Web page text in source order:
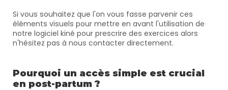
Si vous souhaitez que l'on vous fasse parvenir ces
éléments visuels pour mettre en avant l'utilisation de
notre logiciel kiné pour prescrire des exercices alors
n'hésitez pas à nous contacter directement.
Pourquoi un accès simple est crucial
en post-partum ?